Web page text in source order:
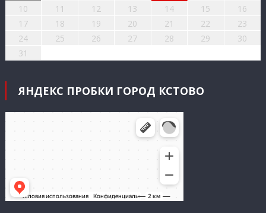
10
11 12 13 14 15
16
17
18 19 20 21 22
23
24
25 26 27 28 29
30
31
ЯНДЕКС ПРОБКИ ГОРОД КСТОВО